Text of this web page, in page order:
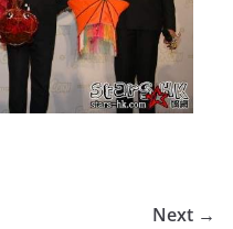
Next →